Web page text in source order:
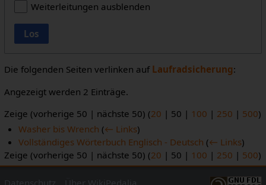
Weiterleitungen ausblenden
Los
Die folgenden Seiten verlinken auf Laufradsicherung:
Angezeigt werden 2 Einträge.
Zeige (vorherige 50 | nächste 50) (20 | 50 | 100 | 250 | 500)
Washer bis Wrench (← Links)
Vollständiges Wörterbuch Englisch - Deutsch (← Links)
Zeige (vorherige 50 | nächste 50) (20 | 50 | 100 | 250 | 500)